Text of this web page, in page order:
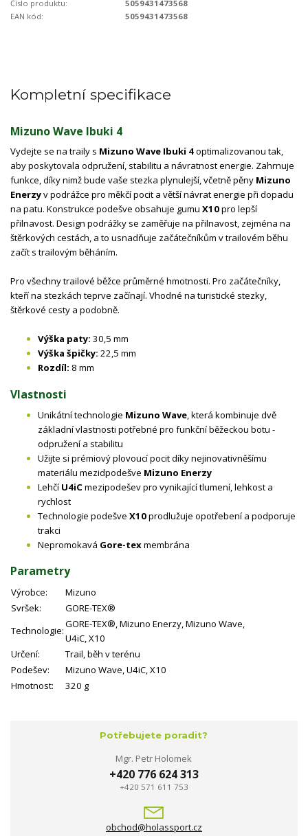
Číslo produktu:
5059431473568
EAN kód:
5059431473568
Kompletní specifikace
Mizuno Wave Ibuki 4
Vydejte se na traily s Mizuno Wave Ibuki 4optimalizovanou tak,
aby poskytovala odpružení, stabilitu a návratnost energie. Zahrnuje
funkce, díky nimž bude vaše stezka plynulejší, včetně pěny Mizuno
Enerzyv podrážce pro měkčí pocit a větší návrat energie při dopadu
na patu. Konstrukce podešve obsahuje gumu X10pro lepší
přilnavost. Design podrážky se zaměřuje na přilnavost, zejména na
štěrkových cestách, a to usnadňuje začátečníkům v trailovém běhu
začít s trailovým běháním.
Pro všechny trailové běžce průměrné hmotnosti. Pro začátečníky,
kteří na stezkách teprve začínají. Vhodné na turistické stezky,
štěrkové cesty a podobně.
Výška paty: 30,5 mm
Výška špičky: 22,5 mm
Rozdíl: 8 mm
Vlastnosti
Unikátní technologie Mizuno Wave , která kombinuje dvě
základní vlastnosti potřebné pro funkční běžeckou botu -
odpružení a stabilitu
Užijte si prémiový plovoucí pocit díky nejinovativněšímu
materiálu mezidpodešve Mizuno Enerzy
Lehčí U4iCmezipodešev pro vynikající tlumení, lehkost a
rychlost
Technologie podešve X10prodlužuje opotřebení a podporuje
trakci
Nepromokavá Gore-texmembrána
Parametry
Výrobce:
Mizuno
Svršek:
GORE-TEX®
Technologie:
GORE-TEX®, Mizuno Enerzy, Mizuno Wave,
U4iC, X10
Určení:
Trail, běh v terénu
Podešev:
Mizuno Wave, U4iC, X10
Hmotnost:
320 g
Potřebujete poradit?
Mgr. Petr Holomek
+420 776 624 313
+420 571 611 753
obchod@holassport.cz